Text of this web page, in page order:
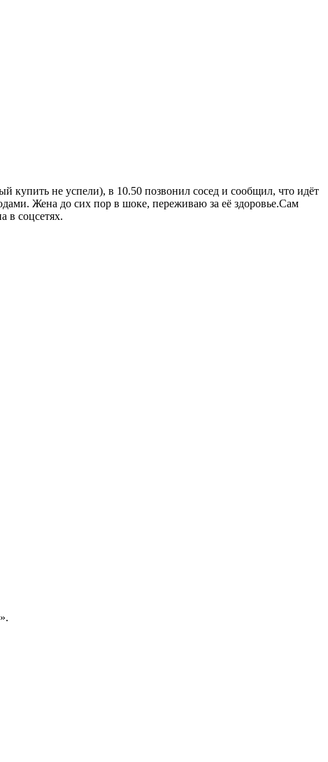
купить не успели), в 10.50 позвонил сосед и сообщил, что идёт
Жена до сих пор в шоке, переживаю за её здоровье.Сам
в соцсетях.